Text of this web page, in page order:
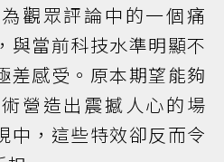
觀眾評論中的一個痛
與當前科技水準明顯不
差感受。原本期望能夠
營造出震撼人心的場
中，這些特效卻反而令